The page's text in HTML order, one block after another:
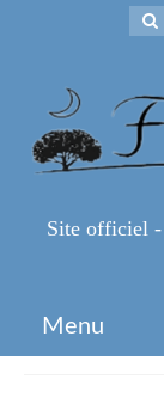
:
Site officiel -
Menu